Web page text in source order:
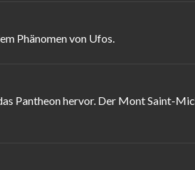
Phänomen von Ufos.
Pantheon hervor. Der Mont Saint-